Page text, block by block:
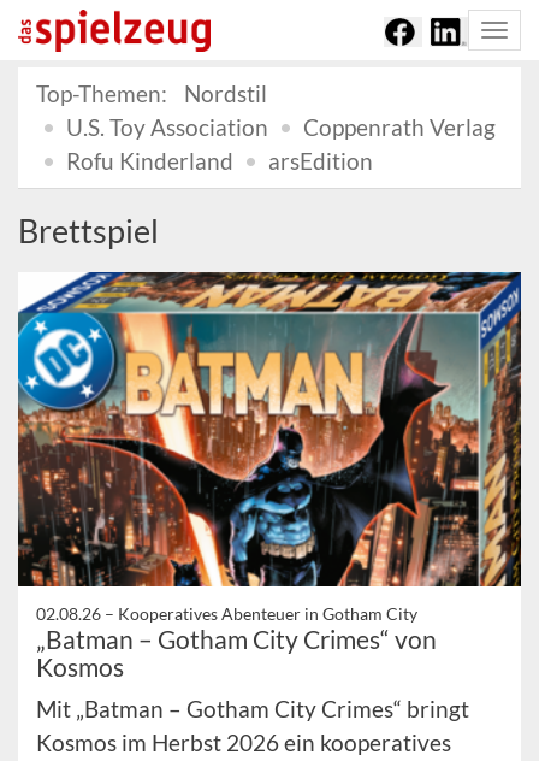
Top-Themen:
Nordstil
U.S. Toy Association
Coppenrath Verlag
Rofu Kinderland
arsEdition
Brettspiel
02.08.26 – Kooperatives Abenteuer in Gotham City
„Batman – Gotham City Crimes“ von
Kosmos
Mit „Batman – Gotham City Crimes“ bringt
Kosmos im Herbst 2026 ein kooperatives